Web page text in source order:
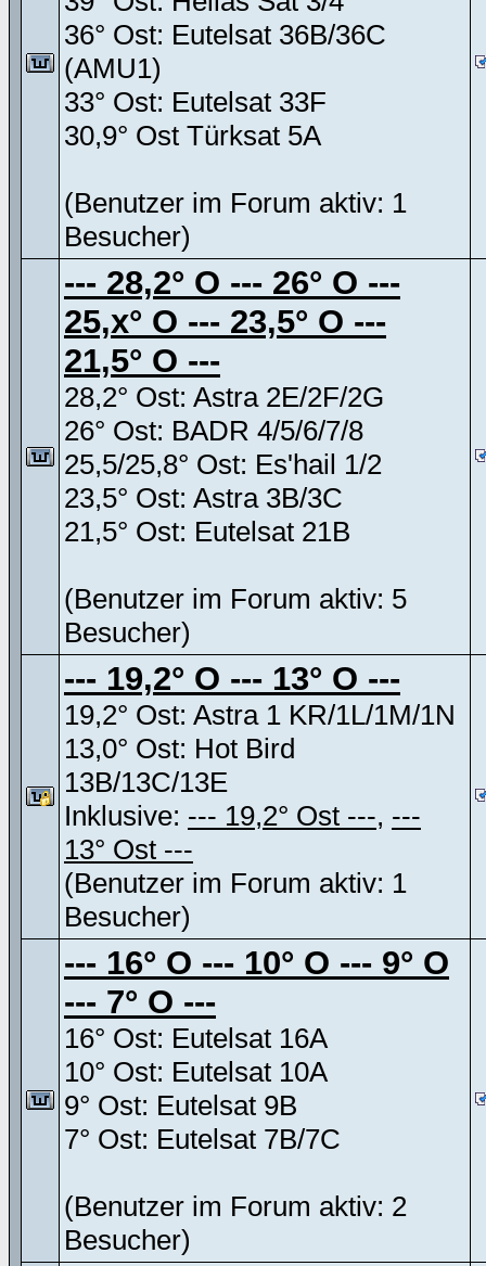
36° Ost: Eutelsat 36B/36C
(AMU1)
33° Ost: Eutelsat 33F
30,9° Ost Türksat 5A
(Benutzer im Forum aktiv: 1
Besucher)
--- 28,2° O --- 26° O ---
25,x° O --- 23,5° O ---
21,5° O ---
28,2° Ost: Astra 2E/2F/2G
26° Ost: BADR 4/5/6/7/8
25,5/25,8° Ost: Es'hail 1/2
23,5° Ost: Astra 3B/3C
21,5° Ost: Eutelsat 21B
(Benutzer im Forum aktiv: 5
Besucher)
--- 19,2° O --- 13° O ---
19,2° Ost: Astra 1 KR/1L/1M/1N
13,0° Ost: Hot Bird
13B/13C/13E
Inklusive: --- 19,2° Ost ---, ---
13° Ost ---
(Benutzer im Forum aktiv: 1
Besucher)
--- 16° O --- 10° O --- 9° O
--- 7° O ---
16° Ost: Eutelsat 16A
10° Ost: Eutelsat 10A
9° Ost: Eutelsat 9B
7° Ost: Eutelsat 7B/7C
(Benutzer im Forum aktiv: 2
Besucher)